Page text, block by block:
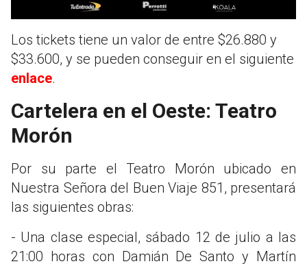
Los tickets tiene un valor de entre $26.880 y
$33.600, y se pueden conseguir en el siguiente
enlace.
Cartelera en el Oeste: Teatro
Morón
Por su parte el Teatro Morón ubicado en
Nuestra Señora del Buen Viaje 851, presentará
las siguientes obras:
- Una clase especial, sábado 12 de julio a las
21:00 horas con Damián De Santo y Martín